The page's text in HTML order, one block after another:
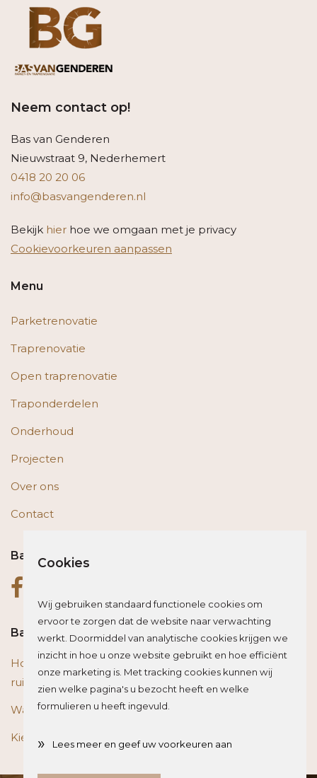
Neem contact op!
Bas van Genderen
Nieuwstraat 9, Nederhemert
0418 20 20 06
info@basvangenderen.nl
Bekijk hier hoe we omgaan met je privacy
Cookievoorkeuren aanpassen
Menu
Parketrenovatie
Traprenovatie
Open traprenovatie
Traponderdelen
Onderhoud
Projecten
Over ons
Contact
Bas op social media
Bas blogt
Houten vloer of trap renoveren? Zo beïnvloed je de
ruimte optisch
Wat is het beste materiaal voor een traprenovatie?
Kies de juiste plint voor je vloer
Cookies
Wij gebruiken standaard functionele cookies om
ervoor te zorgen dat de website naar verwachting
werkt. Doormiddel van analytische cookies krijgen we
inzicht in hoe u onze website gebruikt en hoe efficiënt
onze marketing is. Met tracking cookies kunnen wij
zien welke pagina's u bezocht heeft en welke
formulieren u heeft ingevuld.
» Lees meer en geef uw voorkeuren aan